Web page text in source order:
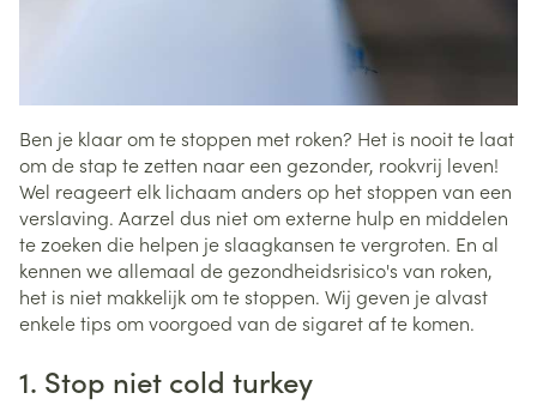
Ben je klaar om te stoppen met roken? Het is nooit te laat
om de stap te zetten naar een gezonder, rookvrij leven!
Wel reageert elk lichaam anders op het stoppen van een
verslaving. Aarzel dus niet om externe hulp en middelen
te zoeken die helpen je slaagkansen te vergroten. En al
kennen we allemaal de gezondheidsrisico's van roken,
het is niet makkelijk om te stoppen. Wij geven je alvast
enkele tips om voorgoed van de sigaret af te komen.
1. Stop niet cold turkey